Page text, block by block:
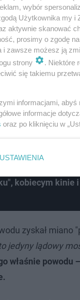
między Rosją a
'strefa zero',
Kube w
lądu między
Środkowej a
kobiecym kinie
zyskał miano
jedyny lądowy
właśnie powodu
wybór
Użytkownika my
aktywnie skanować
prosimy o zgodę
i zawsze możesz ją
strony
. Niektóre
się takiemu
informacjami,
informacje
oraz po kliknięciu w
USTAWIENIA